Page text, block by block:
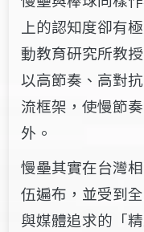
上的認知度卻有
動教育研究所教
以高節奏、高對
流框架，使慢節
外。
慢壘其實在台灣
伍遍布，並受到
與媒體追求的「